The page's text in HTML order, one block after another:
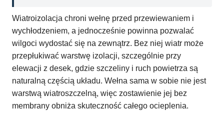
Wiatroizolacja chroni wełnę przed przewiewaniem i
wychłodzeniem, a jednocześnie powinna pozwalać
wilgoci wydostać się na zewnątrz. Bez niej wiatr może
przepłukiwać warstwę izolacji, szczególnie przy
elewacji z desek, gdzie szczeliny i ruch powietrza są
naturalną częścią układu. Wełna sama w sobie nie jest
warstwą wiatroszczelną, więc zostawienie jej bez
membrany obniża skuteczność całego ocieplenia.